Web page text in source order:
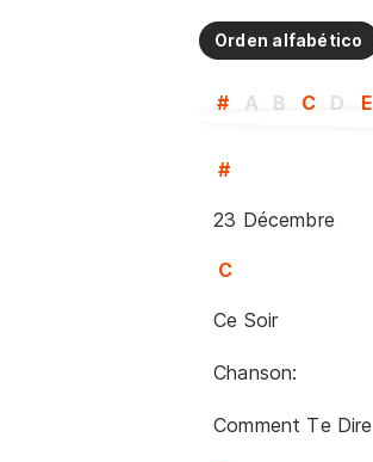
Orden alfabético
# A B C D E
#
23 Décembre
C
Ce Soir
Chanson:
Comment Te Dire